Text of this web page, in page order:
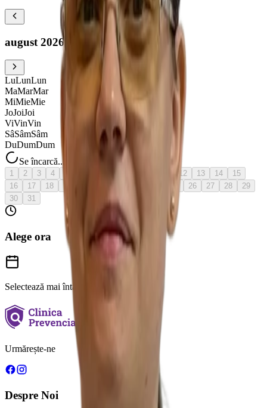
august 2026
LuLunLun
MaMarMar
MiMieMie
JoJoiJoi
ViVinVin
SâSâmSâm
DuDumDum
Se încarcă...
1 2 3 4 12 13 14
15
16
17 18 19 23 26 27 28
29
30
31
Alege ora
Selectează mai întâi o dată
Urmărește-ne
Despre Noi